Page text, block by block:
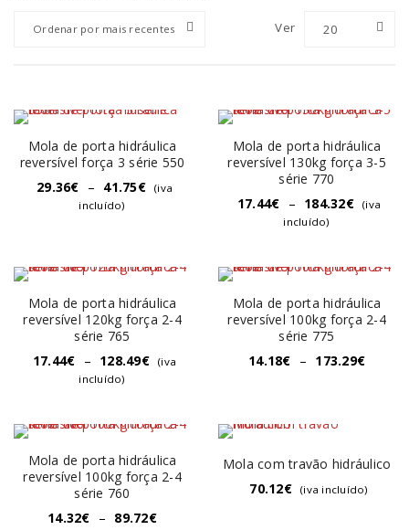
Ordenar por mais recentes Ver 20
Mola de porta hidráulica
reversível força 3 série 550
29.36€ – 41.75€
(iva
incluído)
Mola de porta hidráulica
reversível 130kg força 3-5
série 770
17.44€ – 184.32€
(iva
incluído)
Mola de porta hidráulica
reversível 120kg força 2-4
série 765
17.44€ – 128.49€
(iva
incluído)
Mola de porta hidráulica
reversível 100kg força 2-4
série 775
14.18€ – 173.29€
Mola de porta hidráulica
reversível 100kg força 2-4
série 760
14.32€ – 89.72€
Mola com travão hidráulico
70.12€ (iva incluído)